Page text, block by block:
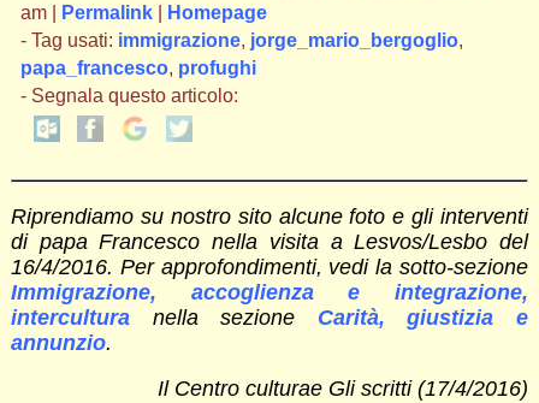
am |
Permalink|
Homepage
- Tag usati: immigrazione, jorge_mario_bergoglio,
papa_francesco, profughi
- Segnala questo articolo:
Riprendiamo su nostro sito alcune foto e gli interventi
di papa Francesco nella visita a Lesvos/Lesbo del
16/4/2016. Per approfondimenti, vedi la sotto-sezione
Immigrazione, accoglienza e integrazione,
interculturanella sezione Carità, giustizia e
annunzio.
Il Centro culturae Gli scritti (17/4/2016)